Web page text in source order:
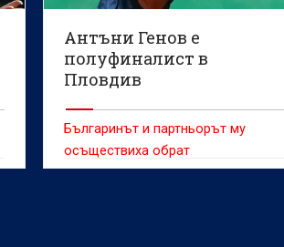
Антъни Генов е
полуфиналист в
Пловдив
Българинът и партньорът му
осъществиха обрат